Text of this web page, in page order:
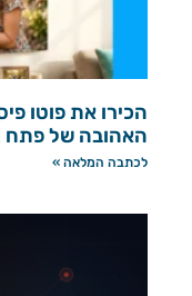
הכירו את פוטו
האהובה של פתח
לכתבה המלאה »